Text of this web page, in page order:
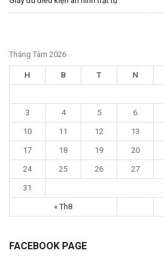
Tháng Tám 2026
H B T N
« Th8
3 4 5 6
10 11 12 13
17 18 19 20
24 25 26 27
31
FACEBOOK PAGE